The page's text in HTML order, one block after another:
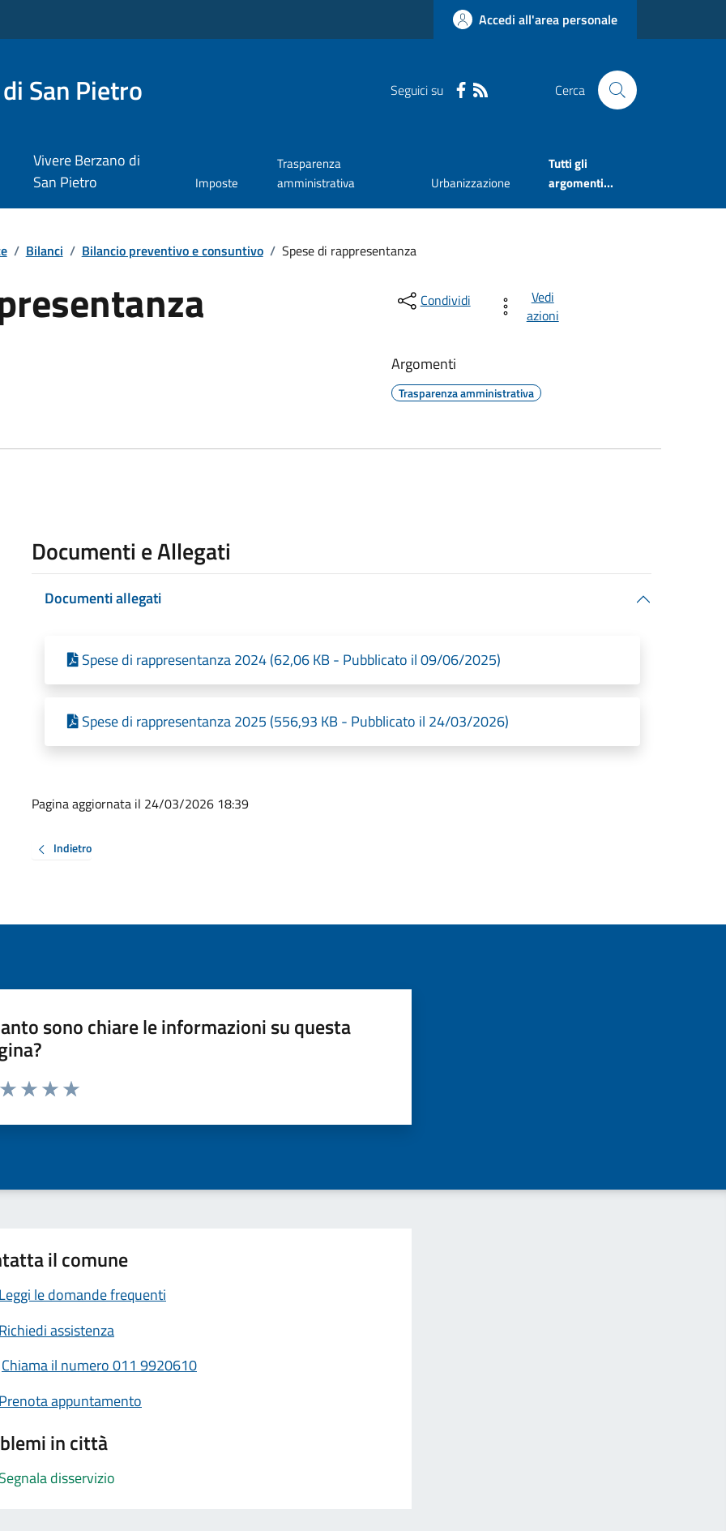
Accedi all'area personale
San Pietro Seguici su Cerca
Vivere Berzano di
San Pietro
Imposte
Trasparenza
amministrativa
Urbanizzazione
Tutti gli
argomenti...
/ Bilanci / Bilancio preventivo e consuntivo / Spese di rappresentanza
Condividi
Vedi
azioni
Argomenti
Trasparenza amministrativa
Documenti e Allegati
Documenti allegati
Spese di rappresentanza 2024 (62,06 KB - Pubblicato il 09/06/2025)
Spese di rappresentanza 2025 (556,93 KB - Pubblicato il 24/03/2026)
Pagina aggiornata il 24/03/2026 18:39
Indietro
sono chiare le informazioni su questa
da 1 a 5 stelle la pagina
il comune
Leggi le domande frequenti
Richiedi assistenza
Chiama il numero 011 9920610
Prenota appuntamento
in città
Segnala disservizio